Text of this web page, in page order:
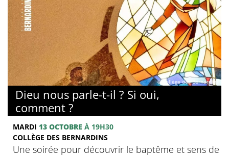
© Collège des Bernardins
Dieu nous parle-t-il ? Si oui,
comment ?
MARDI 13 OCTOBRE À 19H30
COLLÈGE DES BERNARDINS
Une soirée pour découvrir le baptême et sens de